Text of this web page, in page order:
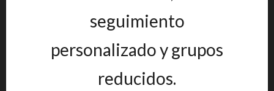
seguimiento
personalizado y grupos
reducidos.